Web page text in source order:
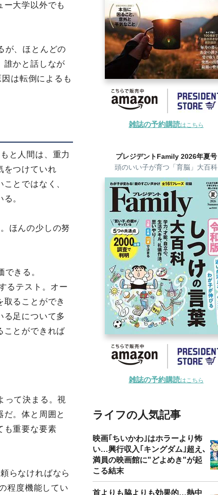
ー大学以外でも
が、ほとんどの
誰かと話しなが
は転倒によるも
と人間は、重力
をつけていれ
とではなく、
。
ほんの少しの努
きる。
るテスト。オー
ることができ
る足について多
ことができれば
って決まる。視
。体と周囲と
も重要な要素
らなければなら
程度機能してい
雑誌の予約購読はこちら
プレジデントFamily 2026年夏号
頭のいい子が育つ「育脳」大百科
雑誌の予約購読はこちら
ライフの人気記事
映画｢ちいかわ｣はホラーより怖
い…興行収入｢キングダム｣超え､
満員の映画館に"どよめき"が起
こる結末
首よりも脇よりも効果的…熱中